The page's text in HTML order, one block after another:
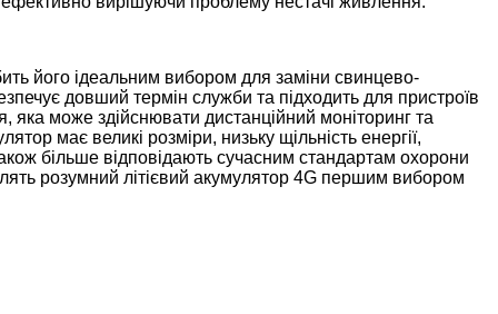
його ідеальним вибором для заміни свинцево-
довший термін служби та підходить для пристроїв
може здійснювати дистанційний моніторинг та
має великі розміри, низьку щільність енергії,
більше відповідають сучасним стандартам охорони
розумний літієвий акумулятор 4G першим вибором